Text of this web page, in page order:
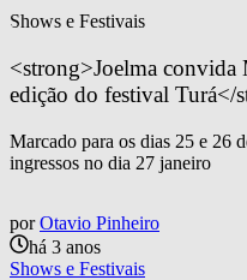
Shows e Festivais
<strong>Joelma convida
edição do festival Turá</
Marcado para os dias 25 e 26
ingressos no dia 27 janeiro
por Otavio Pinheiro
há 3 anos
Shows e Festivais